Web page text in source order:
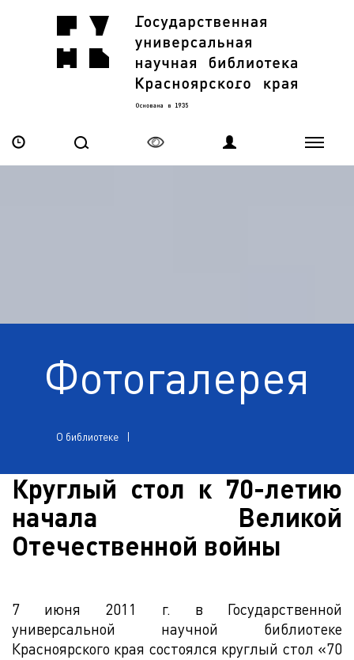
Фотогалерея
О библиотеке
Круглый стол к 70-летию
начала Великой
Отечественной войны
7 июня 2011 г. в Государственной
универсальной научной библиотеке
Красноярского края состоялся круглый стол «70